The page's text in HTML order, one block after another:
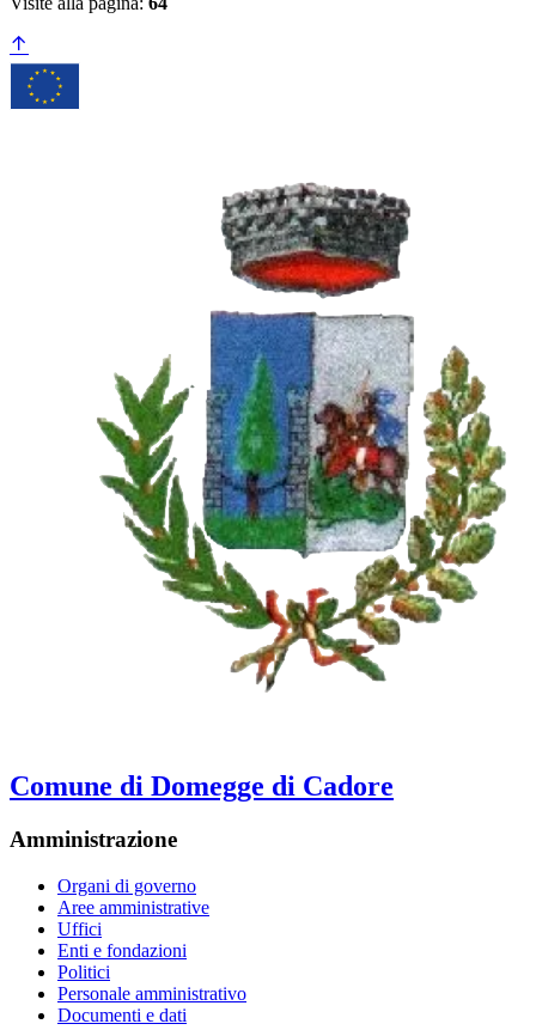
Comune di Domegge di Cadore
Amministrazione
Organi di governo
Aree amministrative
Uffici
Enti e fondazioni
Politici
Personale amministrativo
Documenti e dati